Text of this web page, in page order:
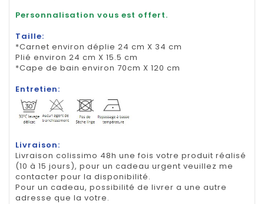
Personnalisation vous est offert.
Taille:
*Carnet environ déplie 24 cm X 34 cm
Plié environ 24 cm X 15.5 cm
*Cape de bain environ 70cm X 120 cm
Entretien:
Livraison:
Livraison colissimo 48h une fois votre produit réalisé
(10 à 15 jours), pour un cadeau urgent veuillez me
contacter pour la disponibilité.
Pour un cadeau, possibilité de livrer a une autre
adresse que la votre.